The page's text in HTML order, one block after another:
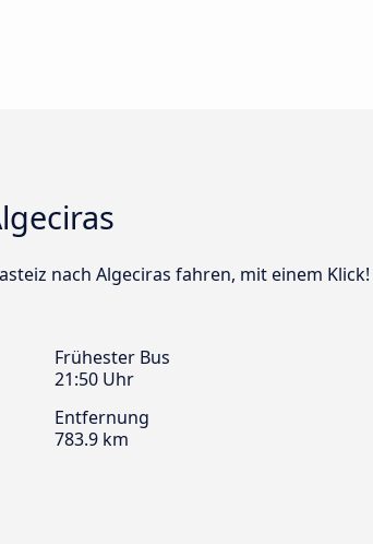
nach Algeciras fahren, mit einem Klick!
Frühester Bus
21:50 Uhr
Entfernung
783.9 km